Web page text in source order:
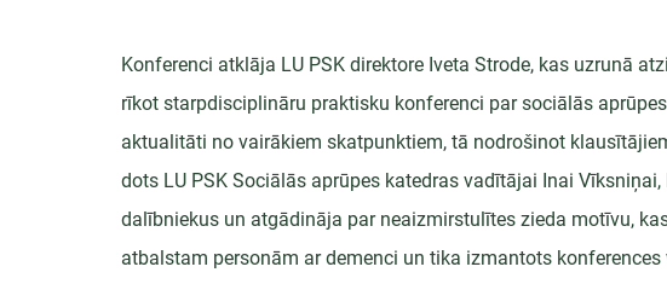
Konferenci atklāja LU PSK direktore Iveta Strode, kas uzrunā
rīkot starpdisciplināru praktisku konferenci par sociālās
aktualitāti no vairākiem skatpunktiem, tā nodrošinot
dots LU PSK Sociālās aprūpes katedras vadītājai Inai
dalībniekus un atgādināja par neaizmirstulītes zieda motīvu,
atbalstam personām ar demenci un tika izmantots